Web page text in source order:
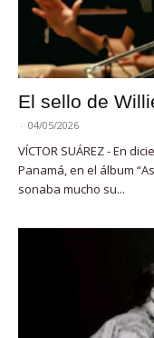
El sello de
- 04/05/2026
VÍCTOR SUÁREZ - En
Panamá, en el álbum
sonaba mucho su...